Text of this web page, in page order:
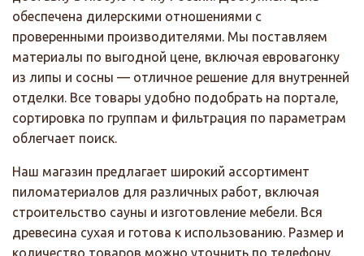
обеспечена дилерскими отношениями с
проверенными производителями. Мы поставляем
материалы по выгодной цене, включая евровагонку
из липы и сосны — отличное решение для внутренней
отделки. Все товары удобно подобрать на портале,
сортировка по группам и фильтрация по параметрам
облегчает поиск.
Наш магазин предлагает широкий ассортимент
пиломатериалов для различных работ, включая
строительство сауны и изготовление мебели. Вся
древесина сухая и готова к использованию. Размер и
количество товаров можно уточнить по телефону.